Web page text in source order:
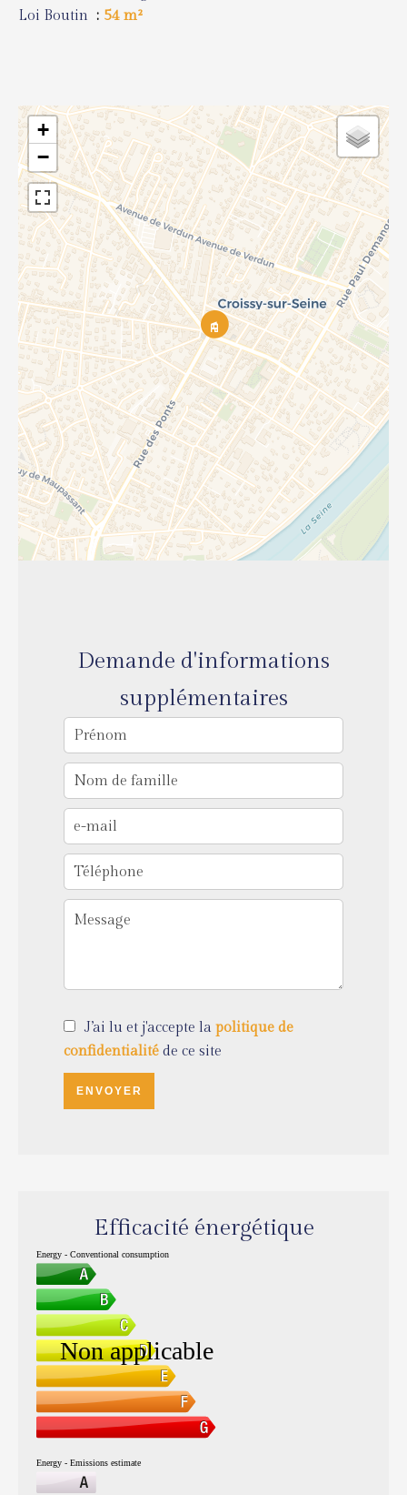
Loi Boutin
54 m²
+
−
Demande d'informations
supplémentaires
J’ai lu et j'accepte la politique de
confidentialité de ce site
ENVOYER
Efficacité énergétique